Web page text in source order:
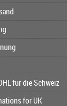
für die Schweiz
for UK